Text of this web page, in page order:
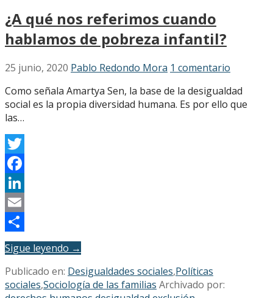
¿A qué nos referimos cuando
hablamos de pobreza infantil?
25 junio, 2020 Pablo Redondo Mora 1 comentario
Como señala Amartya Sen, la base de la desigualdad
social es la propia diversidad humana. Es por ello que
las…
Twitter
Facebook
LinkedIn
Email
Compartir
Sigue leyendo →
Publicado en: Desigualdades sociales,Políticas
sociales,Sociología de las familias Archivado por: